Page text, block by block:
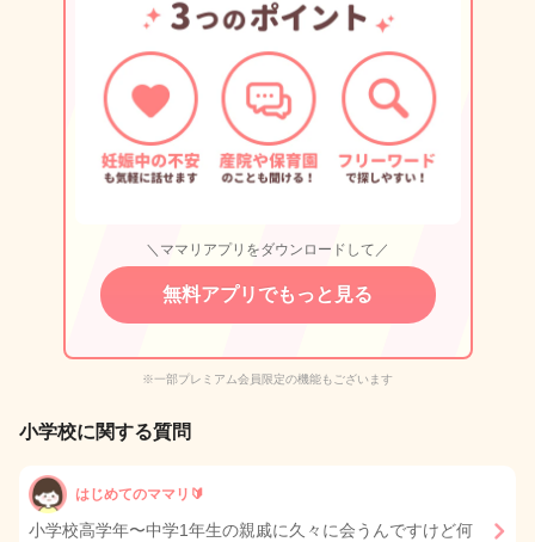
＼ママリアプリをダウンロードして／
無料アプリでもっと見る
※一部プレミアム会員限定の機能もございます
小学校に関する質問
はじめてのママリ🔰
小学校高学年〜中学1年生の親戚に久々に会うんですけど何